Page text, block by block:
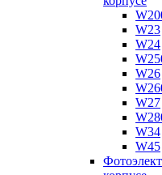
W23
W24
W26
W27
W34
W45